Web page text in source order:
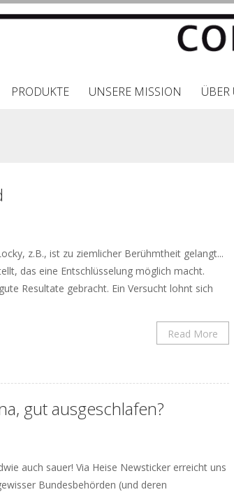
PRODUKTE UNSERE MISSION ÜBER
z.B., ist zu ziemlicher Berühmtheit gelangt...
das eine Entschlüsselung möglich macht.
Resultate gebracht. Ein Versucht lohnt sich
Read More
gut ausgeschlafen?
auch sauer! Via Heise Newsticker erreicht uns
Bundesbehörden (und deren